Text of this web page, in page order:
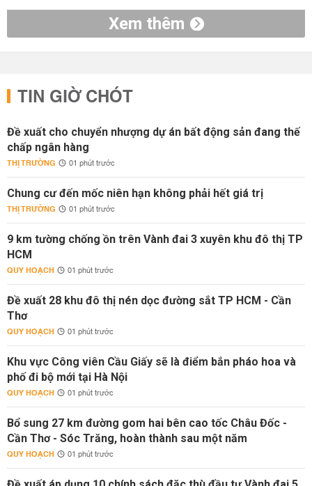
Xem thêm
TIN GIỜ CHÓT
Đề xuất cho chuyển nhượng dự án bất động sản đang thế
chấp ngân hàng
THỊ TRƯỜNG 01 phút trước
Chung cư đến mốc niên hạn không phải hết giá trị
THỊ TRƯỜNG 01 phút trước
9 km tường chống ồn trên Vành đai 3 xuyên khu đô thị TP
HCM
QUY HOẠCH 01 phút trước
Đề xuất 28 khu đô thị nén dọc đường sắt TP HCM - Cần
Thơ
QUY HOẠCH 01 phút trước
Khu vực Công viên Cầu Giấy sẽ là điểm bắn pháo hoa và
phố đi bộ mới tại Hà Nội
QUY HOẠCH 01 phút trước
Bổ sung 27 km đường gom hai bên cao tốc Châu Đốc -
Cần Thơ - Sóc Trăng, hoàn thành sau một năm
QUY HOẠCH 01 phút trước